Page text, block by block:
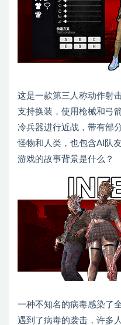
这是一款第三人称动作射
支持换装，使用枪械和弓
冷兵器进行近战，带有部
怪物和人类，也包含AI队友
游戏的故事背景是什么？
一种不知名的病毒感染了
遇到了病毒的袭击，许多